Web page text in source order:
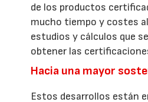
de los productos
mucho tiempo y costes
estudios y cálculos que
obtener las
Hacia una mayor
Estos desarrollos están